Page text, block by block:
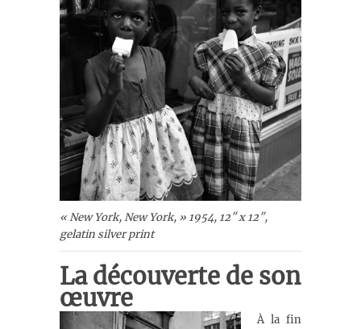
« New York, New York, » 1954, 12″ x 12″,
gelatin silver print
La découverte de son
œuvre
À la fin